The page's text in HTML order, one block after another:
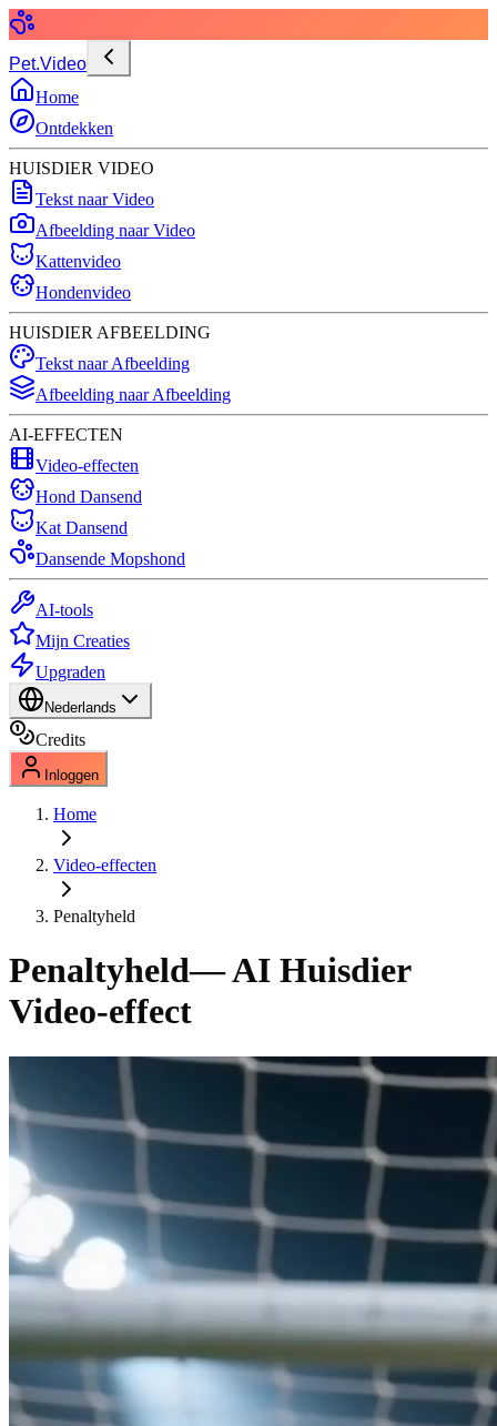
Pet.Video
Home
Ontdekken
HUISDIER VIDEO
Tekst naar Video
Afbeelding naar Video
Kattenvideo
Hondenvideo
HUISDIER AFBEELDING
Tekst naar Afbeelding
Afbeelding naar Afbeelding
AI-EFFECTEN
Video-effecten
Hond Dansend
Kat Dansend
Dansende Mopshond
AI-tools
Mijn Creaties
Upgraden
Nederlands
Credits
Inloggen
Home
Video-effecten
Penaltyheld
Penaltyheld— AI Huisdier
Video-effect